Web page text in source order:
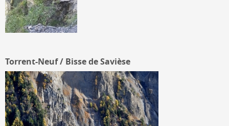
Torrent-Neuf / Bisse de Savièse